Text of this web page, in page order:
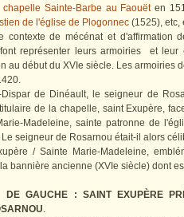
chapelle Sainte-Barbe au Faouëten
de l'église de Plogonnec (1525), etc,
contexte de mécénat et d'affirmation
représenter leurs armoiries et leur
au début du XVIe siècle. Les armoiries
de Dinéault, le seigneur de
de la chapelle, saint Exupère,
Madeleine, sainte patronne de
seigneur de Rosarnou était-il alors
/ Sainte Marie-Madeleine,
bannière ancienne (XVIe siècle) dont
GAUCHE : SAINT EXUPÈRE
.